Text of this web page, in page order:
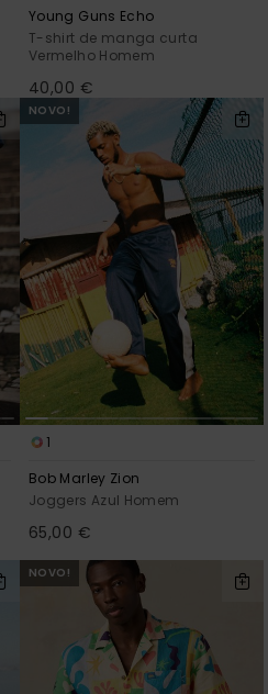
Young Guns Echo
T-shirt de manga curta
Vermelho Homem
40,00 €
NOVO!
1
Bob Marley Zion
Joggers Azul Homem
65,00 €
NOVO!